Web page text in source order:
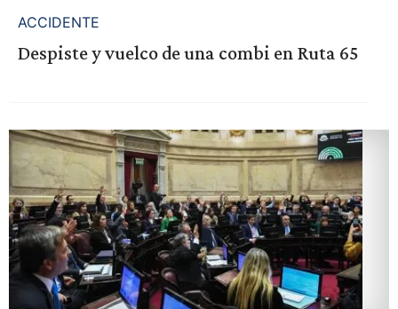
ACCIDENTE
Despiste y vuelco de una combi en Ruta 65